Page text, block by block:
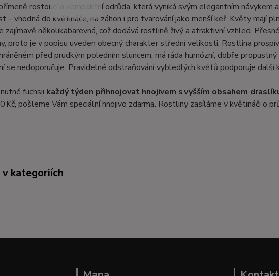
rostoucí a kompaktní odrůda, která vyniká svým elegantním návykem
– vhodná do květináče, na záhon i pro tvarování jako menší keř. Květy mají
zajímavě několikabarevná, což dodává rostlině živý a atraktivní vzhled.
proto je v popisu uveden obecný charakter střední velikosti. Rostlina
před prudkým poledním sluncem, má ráda humózní, dobře
se nedoporučuje. Pravidelné odstraňování vybledlých květů podporuje další
fuchsii každý týden přihnojovat hnojivem s vyšším obsahem
Kč, pošleme Vám speciální hnojivo zdarma. Rostliny zasíláme v květináči o
v kategoriích